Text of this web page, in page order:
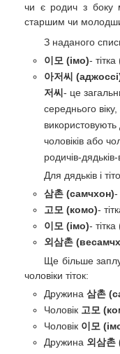
чи є родич з боку
старшим чи
З наданого
이모 (імо)-
아저씨
저씨 - це
середнього
чоловіків або
родичів-
Для дядьків і
삼촌 (самчхон)-
고모 (комо)-
이모 (імо)-
외삼촌
Ще більше
чоловіки тіток:
Дружина 삼촌
Чоловік 고모
Чоловік 이모
Дружина 외삼촌